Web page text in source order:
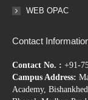
WEB OPAC
Contact
Contact No. : +91-
Campus Address:
Academy,